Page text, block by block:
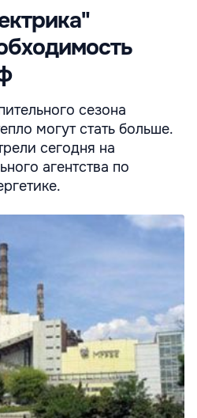
сезона
могут стать больше.
сегодня на
агентства по